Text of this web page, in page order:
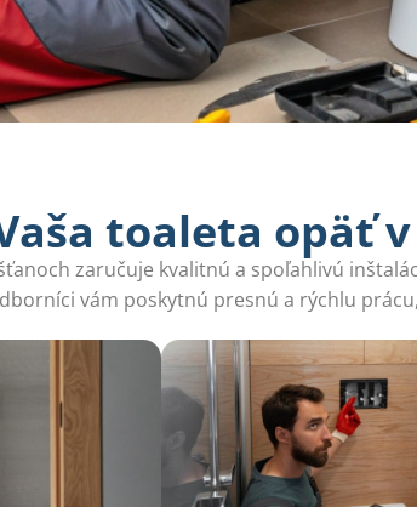
toaleta opäť
zaručuje kvalitnú a spoľahlivú
vám poskytnú presnú a rýchlu